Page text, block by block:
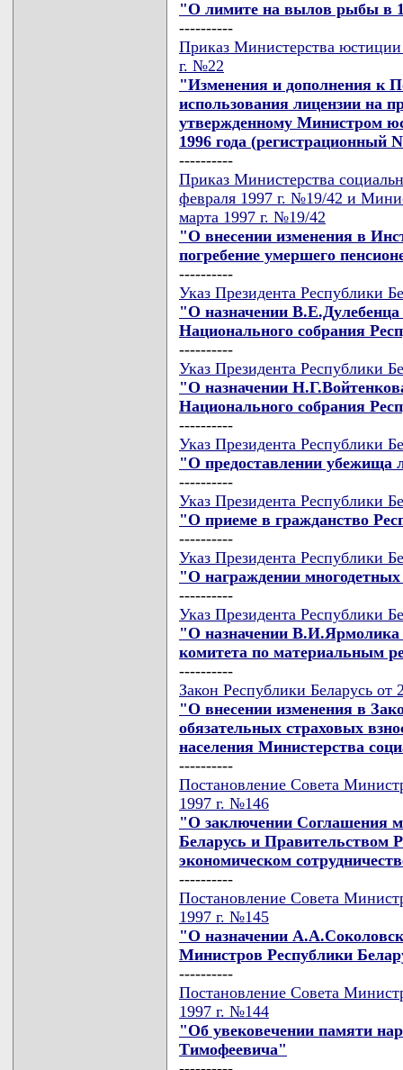
"О лимите на вылов рыбы в
----------
Приказ Министерства юстиции
г. №22
"Изменения и дополнения к
использования лицензии на
утвержденному Министром
1996 года (регистрационный
----------
Приказ Министерства
февраля 1997 г. №19/42 и
марта 1997 г. №19/42
"О внесении изменения в
погребение умершего
----------
Указ Президента Республики
"О назначении
Национального собрания
----------
Указ Президента Республики
"О назначении
Национального собрания
----------
Указ Президента Республики
"О предоставлении убежища
----------
Указ Президента Республики
"О приеме в гражданство
----------
Указ Президента Республики
"О награждении
----------
Указ Президента Республики
"О назначении В.И.Ярмолика
комитета по материальным
----------
Закон Республики Беларусь
"О внесении изменения в
обязательных страховых
населения Министерства
----------
Постановление Совета
1997 г. №146
"О заключении Соглашения
Беларусь и Правительством
экономическом
----------
Постановление Совета
1997 г. №145
"О назначении
Министров Республики
----------
Постановление Совета
1997 г. №144
"Об увековечении памяти
Тимофеевича"